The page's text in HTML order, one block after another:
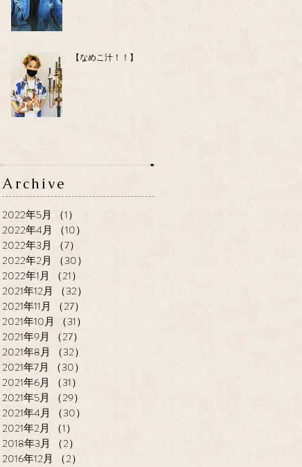
【なめこ汁！！】
Archive
2022年5月 （1）
2022年4月
（10）
2022年3月
（7）
2022年2月
（30）
2022年1月
（21）
2021年12月
（32）
2021年11月
（27）
2021年10月
（31）
2021年9月
（27）
2021年8月
（32）
2021年7月
（30）
2021年6月
（31）
2021年5月
（29）
2021年4月
（30）
2021年2月
（1）
2018年3月
（2）
2016年12月
（2）